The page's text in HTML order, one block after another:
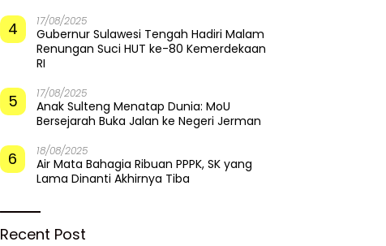
4 17/08/2025
Gubernur Sulawesi Tengah Hadiri Malam
Renungan Suci HUT ke-80 Kemerdekaan
RI
5 17/08/2025
Anak Sulteng Menatap Dunia: MoU
Bersejarah Buka Jalan ke Negeri Jerman
6 18/08/2025
Air Mata Bahagia Ribuan PPPK, SK yang
Lama Dinanti Akhirnya Tiba
Recent Post